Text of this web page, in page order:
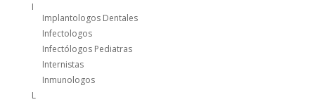
I
Implantologos Dentales
Infectologos
Infectólogos Pediatras
Internistas
Inmunologos
L